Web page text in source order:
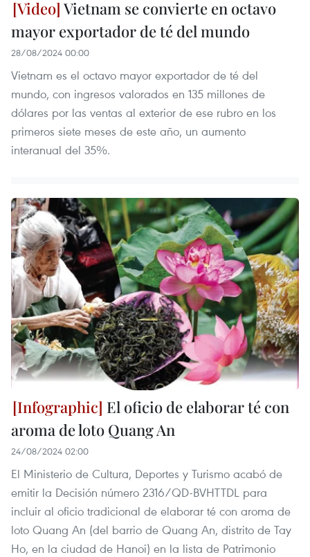
Vietnam se convierte en octavo
mayor exportador de té del mundo
28/08/2024 00:00
Vietnam es el octavo mayor exportador de té del
mundo, con ingresos valorados en 135 millones de
dólares por las ventas al exterior de ese rubro en los
primeros siete meses de este año, un aumento
interanual del 35%.
El oficio de elaborar té con
aroma de loto Quang An
24/08/2024 02:00
El Ministerio de Cultura, Deportes y Turismo acabó de
emitir la Decisión número 2316/QD-BVHTTDL para
incluir al oficio tradicional de elaborar té con aroma de
loto Quang An (del barrio de Quang An, distrito de Tay
Ho, en la ciudad de Hanoi) en la lista de Patrimonio